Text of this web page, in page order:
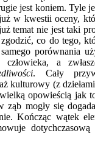
jest koniem. Tyle
w kwestii oceny,
temat nie jest taki
co do tego,
porównania
a
. Cały
kulturowy (z dziełami
opowieścią jak
ząb mogły się
Kończąc wątek
dotychczasową